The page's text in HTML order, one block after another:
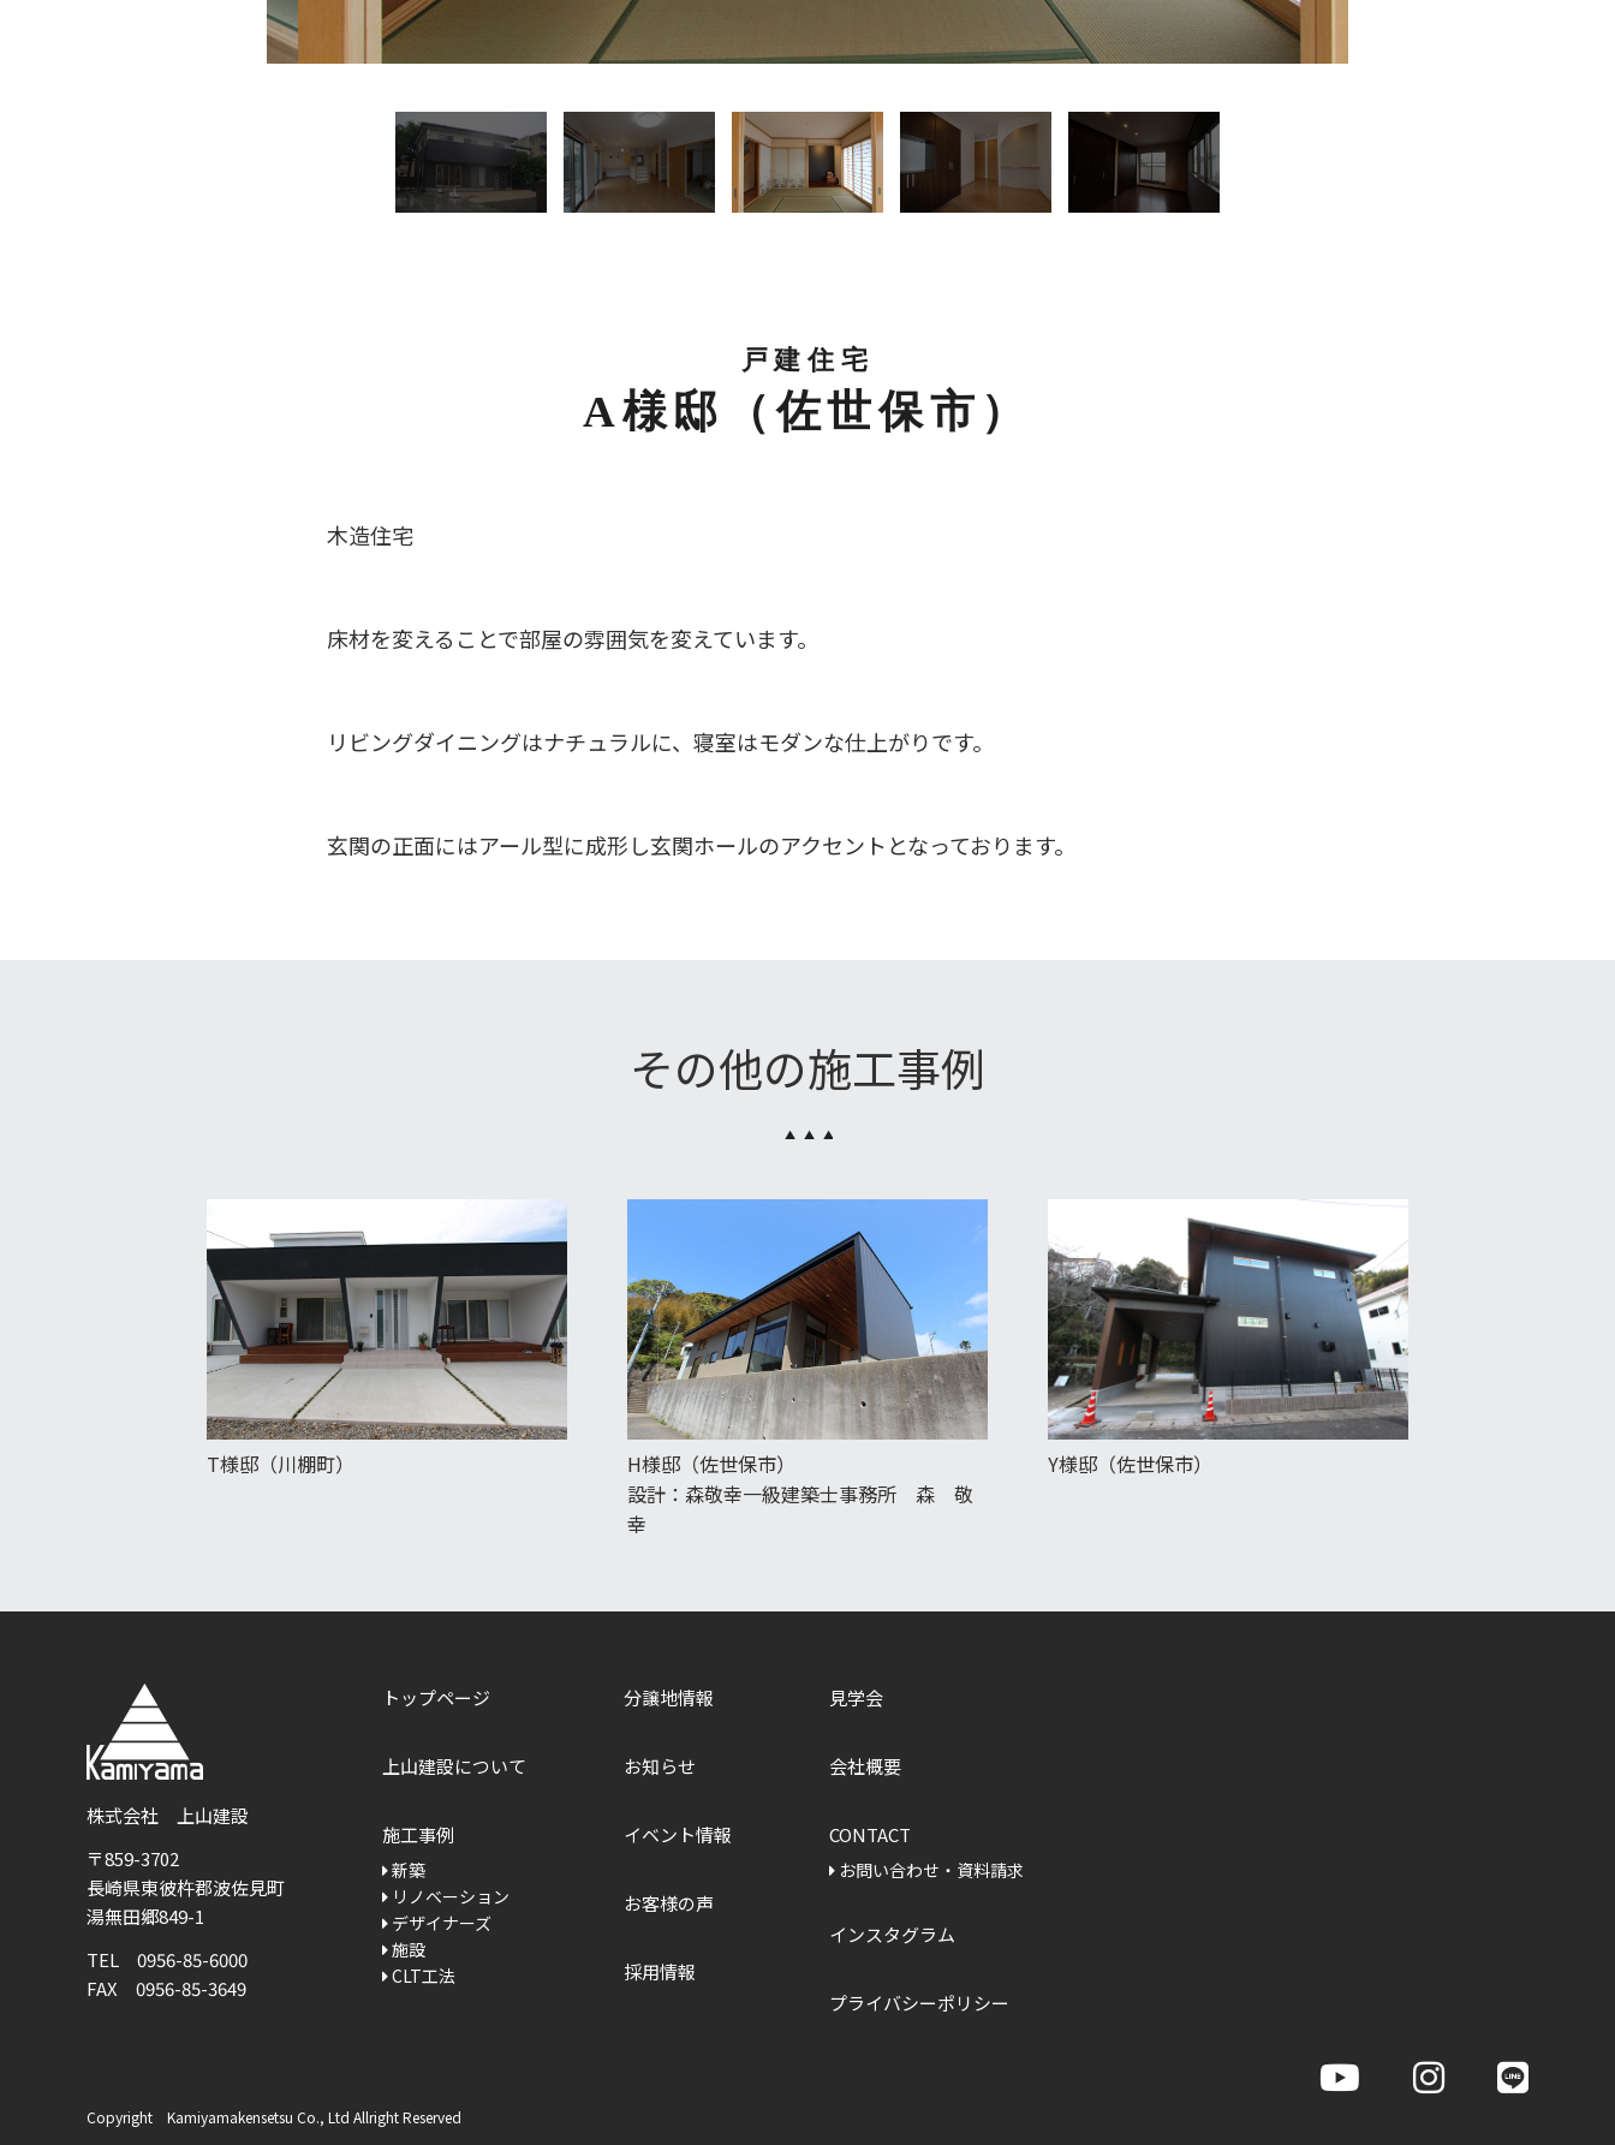
戸建住宅
A様邸（佐世保市）
木造住宅
床材を変えることで部屋の雰囲気を変えています。
リビングダイニングはナチュラルに、寝室はモダンな仕上がりです。
玄関の正面にはアール型に成形し玄関ホールのアクセントとなっております。
その他の施工事例
T様邸（川棚町）
H様邸（佐世保市）
設計：森敬幸一級建築士事務所 森 敬
幸
Y様邸（佐世保市）
株式会社 上山建設
〒859-3702
長崎県東彼杵郡波佐見町
湯無田郷849-1
TEL 0956-85-6000
FAX 0956-85-3649
トップページ
上山建設について
施工事例
新築
リノベーション
デザイナーズ
施設
CLT工法
分譲地情報
お知らせ
イベント情報
お客様の声
採用情報
見学会
会社概要
CONTACT
お問い合わせ・資料請求
インスタグラム
プライバシーポリシー
Copyright Kamiyamakensetsu Co., Ltd Allright Reserved